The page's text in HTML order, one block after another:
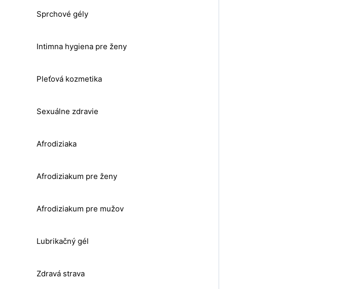
Sprchové gély
Intimna hygiena pre ženy
Pleťová kozmetika
Sexuálne zdravie
Afrodiziaka
Afrodiziakum pre ženy
Afrodiziakum pre mužov
Lubrikačný gél
Zdravá strava